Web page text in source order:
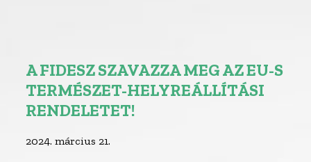
A FIDESZ SZAVAZZA MEG AZ EU-S
TERMÉSZET-HELYREÁLLÍTÁSI
RENDELETET!
2024. március 21.